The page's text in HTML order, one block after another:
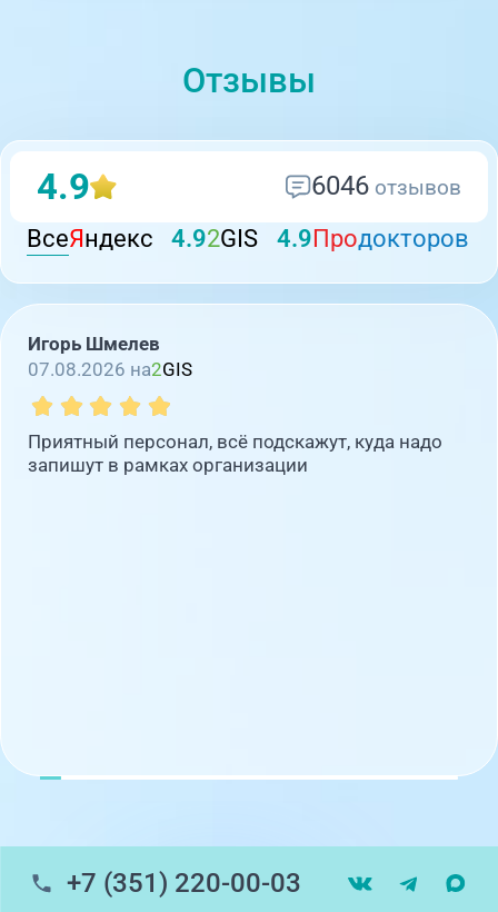
Отзывы
4.9 6046отзывов
ВсеЯндекс 4.92GIS 4.9Продокторов
Игорь Шмелев
07.08.2026 на2GIS
Приятный персонал, всё подскажут, куда надо
запишут в рамках организации
+7 (351) 220-00-03